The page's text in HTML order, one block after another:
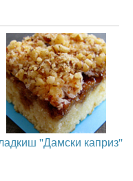
''Дамски каприз''